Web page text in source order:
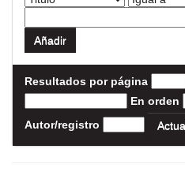
Resultados por página
En orden
Autor/registro